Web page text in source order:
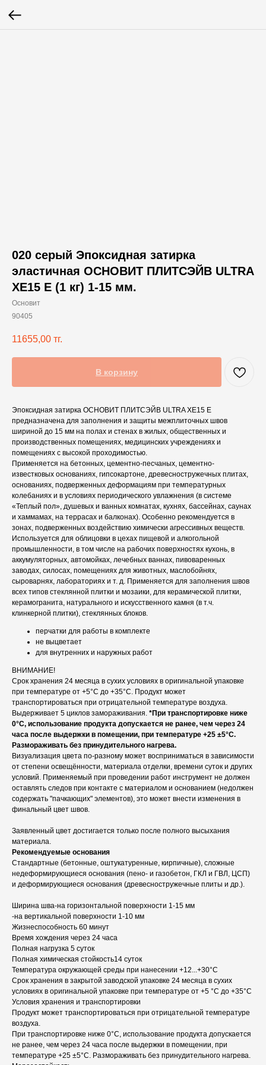
020 серый Эпоксидная затирка
эластичная ОСНОВИТ ПЛИТСЭЙВ ULTRA
XE15 Е (1 кг) 1-15 мм.
Основит
90405
11655,00 тг.
В корзину
Эпоксидная затирка ОСНОВИТ ПЛИТСЭЙВ ULTRA ХE15 Е
предназначена для заполнения и защиты межплиточных швов
шириной до 15 мм на полах и стенах в жилых, общественных и
производственных помещениях, медицинских учреждениях и
помещениях с высокой проходимостью.
Применяется на бетонных, цементно-песчаных, цементно-
известковых основаниях, гипсокартоне, древесностружечных плитах,
основаниях, подверженных деформациям при температурных
колебаниях и в условиях периодического увлажнения (в системе
«Теплый пол», душевых и ванных комнатах, кухнях, бассейнах, саунах
и хаммамах, на террасах и балконах). Особенно рекомендуется в
зонах, подверженных воздействию химически агрессивных веществ.
Используется для облицовки в цехах пищевой и алкогольной
промышленности, в том числе на рабочих поверхностях кухонь, в
аккумуляторных, автомойках, лечебных ваннах, пивоваренных
заводах, силосах, помещениях для животных, маслобойнях,
сыроварнях, лабораториях и т. д. Применяется для заполнения швов
всех типов стеклянной плитки и мозаики, для керамической плитки,
керамогранита, натурального и искусственного камня (в т.ч.
клинкерной плитки), стеклянных блоков.
перчатки для работы в комплекте
не выцветает
для внутренних и наружных работ
ВНИМАНИЕ!
Срок хранения 24 месяца в сухих условиях в оригинальной упаковке
при температуре от +5°С до +35°С. Продукт может
транспортироваться при отрицательной температуре воздуха.
Выдерживает 5 циклов замораживания. *При транспортировке ниже
0°С, использование продукта допускается не ранее, чем через 24
часа после выдержки в помещении, при температуре +25 ±5°С.
Размораживать без принудительного нагрева.
Визуализация цвета по-разному может восприниматься в зависимости
от степени освещённости, материала отделки, времени суток и других
условий. Применяемый при проведении работ инструмент не должен
оставлять следов при контакте с материалом и основанием (недолжен
содержать "пачкающих" элементов), это может внести изменения в
финальный цвет швов.
Заявленный цвет достигается только после полного высыхания
материала.
Рекомендуемые основания
Стандартные (бетонные, оштукатуренные, кирпичные), сложные
недеформирующиеся основания (пено- и газобетон, ГКЛ и ГВЛ, ЦСП)
и деформирующиеся основания (древесностружечные плиты и др.).
Ширина шва-на горизонтальной поверхности 1-15 мм
-на вертикальной поверхности 1-10 мм
Жизнеспособность 60 минут
Время хождения через 24 часа
Полная нагрузка 5 суток
Полная химическая стойкость14 суток
Температура окружающей среды при нанесении +12...+30°С
Срок хранения в закрытой заводской упаковке 24 месяца в сухих
условиях в оригинальной упаковке при температуре от +5 °С до +35°С
Условия хранения и транспортировки
Продукт может транспортироваться при отрицательной температуре
воздуха.
При транспортировке ниже 0°С, использование продукта допускается
не ранее, чем через 24 часа после выдержки в помещении, при
температуре +25 ±5°С. Размораживать без принудительного нагрева.